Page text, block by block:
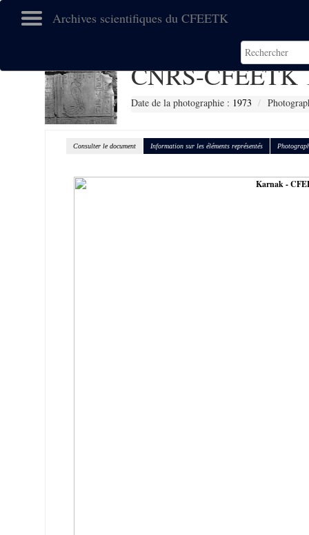
Archives scientifiques du CFEETK
CNRS-CFEETK
Date de la photographie : 1973
Consulter le document Information sur les éléments représentés